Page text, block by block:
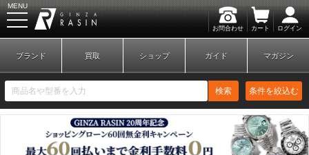
お問合わせ カート ログイン
MENU
新規会員登録 ログイン
ブランド 買取 ショップ ガイド マガジン
検索 条件を絞込む